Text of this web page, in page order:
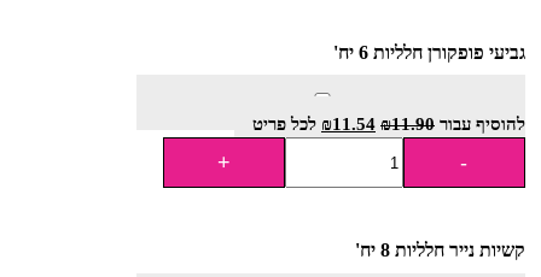
גביעי פופקורן חלליות 6 יח'
להוסיף⁦⁩ עבור ₪11.90
₪11.54 לכל פריט
קשיות נייר חלליות 8 יח'